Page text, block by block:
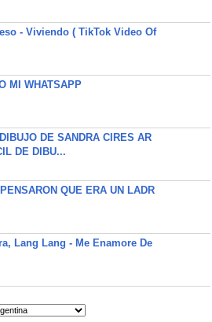
- Viviendo ( TikTok Video Of
MI WHATSAPP
DE SANDRA CIRES AR
DE DIBU...
QUE ERA UN LADR
Lang Lang - Me Enamore De